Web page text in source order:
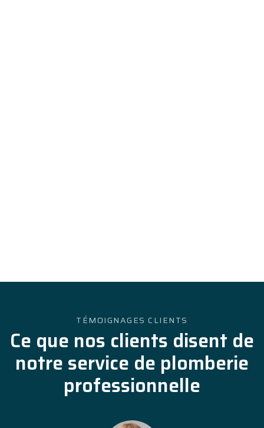
TÉMOIGNAGES CLIENTS
Ce que nos clients disent de
notre service de plomberie
professionnelle